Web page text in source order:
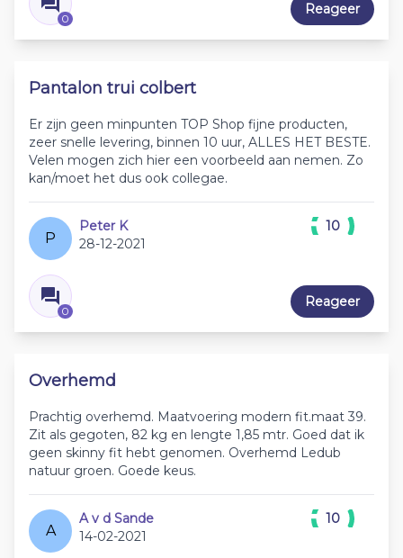
0
Reageer
Pantalon trui colbert
Er zijn geen minpunten TOP Shop fijne producten,
zeer snelle levering, binnen 10 uur, ALLES HET BESTE.
Velen mogen zich hier een voorbeeld aan nemen. Zo
kan/moet het dus ook collegae.
P
Peter K
28-12-2021
0
10
Reageer
Overhemd
Prachtig overhemd. Maatvoering modern fit.maat 39.
Zit als gegoten, 82 kg en lengte 1,85 mtr. Goed dat ik
geen skinny fit hebt genomen. Overhemd Ledub
natuur groen. Goede keus.
A
A v d Sande
14-02-2021
10